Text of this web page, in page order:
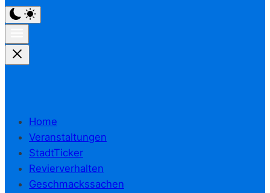
Home
Veranstaltungen
StadtTicker
Revierverhalten
Geschmackssachen